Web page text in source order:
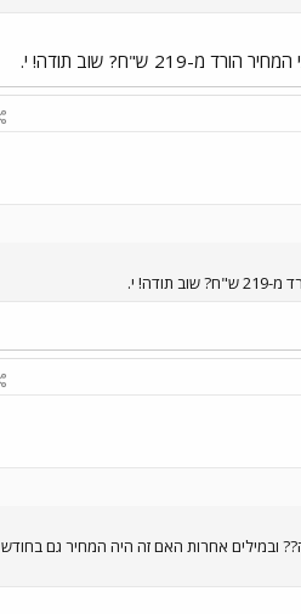
ש"ח? שוב תודה! י.
י.
שקלים. מה היה המחיר הקודם ומתי הוא שונה?? ובמילים אחרות האם זה היה המחיר גם בחודש